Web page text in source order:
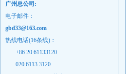
广州总公司:
电子邮件：
gbd33@163.com
热线电话(16条线)：
+86 20 61133120
020 6113 3120